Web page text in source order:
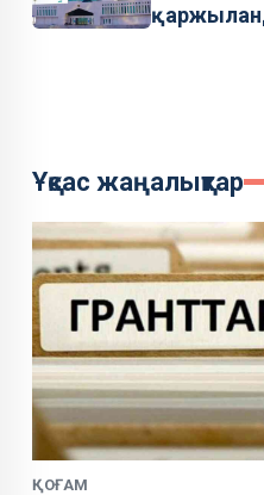
Ұқсас жаңалықтар
ҚОҒАМ